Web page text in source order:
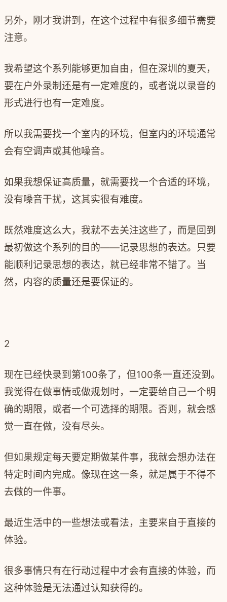
另外，刚才我讲到，在这个过程中有很多细节需要
注意。
我希望这个系列能够更加自由，但在深圳的夏天，
要在户外录制还是有一定难度的，或者说以录音的
形式进行也有一定难度。
所以我需要找一个室内的环境，但室内的环境通常
会有空调声或其他噪音。
如果我想保证高质量，就需要找一个合适的环境，
没有噪音干扰，这其实很有难度。
既然难度这么大，我就不去关注这些了，而是回到
最初做这个系列的目的——记录思想的表达。只要
能顺利记录思想的表达，就已经非常不错了。当
然，内容的质量还是要保证的。
2
现在已经快录到第100条了，但100条一直还没到。
我觉得在做事情或做规划时，一定要给自己一个明
确的期限，或者一个可选择的期限。否则，就会感
觉一直在做，没有尽头。
但如果规定每天要定期做某件事，我就会想办法在
特定时间内完成。像现在这一条，就是属于不得不
去做的一件事。
最近生活中的一些想法或看法，主要来自于直接的
体验。
很多事情只有在行动过程中才会有直接的体验，而
这种体验是无法通过认知获得的。